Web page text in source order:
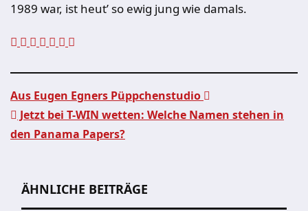
1989 war, ist heut’ so ewig jung wie damals.
Beitragsnavigation
Aus Eugen Egners Püppchenstudio
Jetzt bei T-WIN wetten: Welche Namen stehen in
den Panama Papers?
ÄHNLICHE BEITRÄGE